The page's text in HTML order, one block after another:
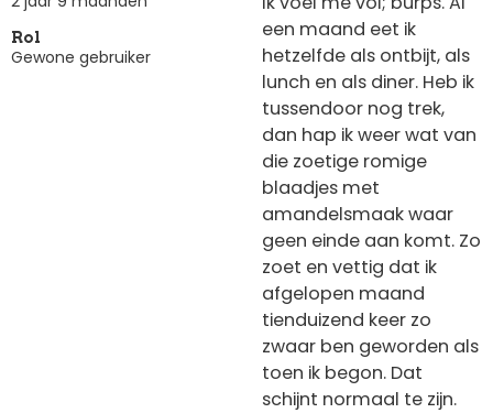
Rol
Gewone gebruiker
een maand eet ik
hetzelfde als ontbijt, als
lunch en als diner. Heb ik
tussendoor nog trek,
dan hap ik weer wat van
die zoetige romige
blaadjes met
amandelsmaak waar
geen einde aan komt. Zo
zoet en vettig dat ik
afgelopen maand
tienduizend keer zo
zwaar ben geworden als
toen ik begon. Dat
schijnt normaal te zijn.